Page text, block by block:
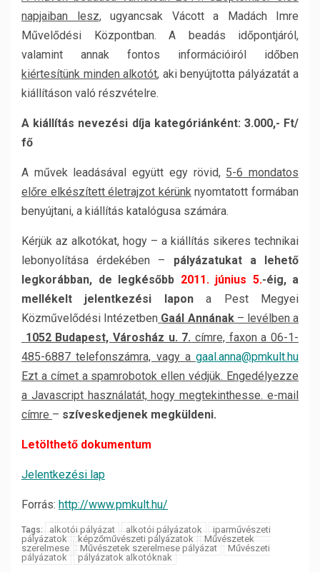
napjaiban lesz, ugyancsak Vácott a Madách Imre
Művelődési Központban. A beadás időpontjáról,
valamint annak fontos információiról időben
kiértesítünk minden alkotót, aki benyújtotta pályázatát a
kiállításon való részvételre.
A kiállítás nevezési díja kategóriánként: 3.000,- Ft/
fő
A művek leadásával együtt egy rövid, 5-6 mondatos
előre elkészített életrajzot kérünknyomtatott formában
benyújtani, a kiállítás katalógusa számára.
Kérjük az alkotókat, hogy – a kiállítás sikeres technikai
lebonyolítása érdekében – pályázatukat a lehető
legkorábban, de legkésőbb 2011. június 5.-éig, a
mellékelt jelentkezési lapona Pest Megyei
Közművelődési Intézetben Gaál Annának– levélben a
1052 Budapest, Városház u. 7. címre, faxon a 06-1-
485-6887 telefonszámra, vagy a gaal.anna@pmkult.hu
Ezt a címet a spamrobotok ellen védjük. Engedélyezze
a Javascript használatát, hogy megtekinthesse. e-mail
címre – szíveskedjenek megküldeni.
Letölthető dokumentum
Jelentkezési lap
Forrás: http://www.pmkult.hu/
Tags: alkotói pályázat alkotói pályázatok
iparművészeti
pályázatok
képzőművészeti pályázatok
Művészetek
szerelmese
Művészetek szerelmese pályázat
Művészeti
pályázatok
pályázatok alkotóknak